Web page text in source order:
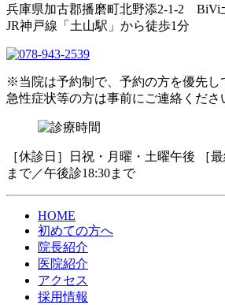
兵庫県加古郡播磨町北野添2-1-2 BiVi
JR神戸線「土山駅」から徒歩1分
※当院は予約制で、予約の方を優先し
急性症状等の方は事前にご連絡くださ
［休診日］日祝・月曜・土曜午後 ［
まで／午後診18:30まで
HOME
初めての方へ
院長紹介
医院紹介
アクセス
採用情報